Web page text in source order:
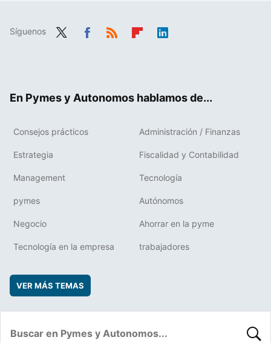
Síguenos
En Pymes y Autonomos hablamos de...
Consejos prácticos Administración / Finanzas
Estrategia Fiscalidad y Contabilidad
Management Tecnología
pymes Autónomos
Negocio Ahorrar en la pyme
Tecnología en la empresa trabajadores
VER MÁS TEMAS